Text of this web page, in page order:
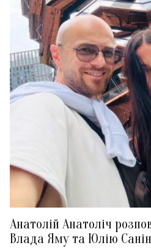
Анатолій Анатоліч
Влада Яму та Юлію